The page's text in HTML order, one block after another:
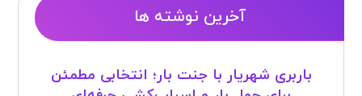
آخرین نوشته ها
باربری شهریار با جنت بار؛ انتخابی مطمئن